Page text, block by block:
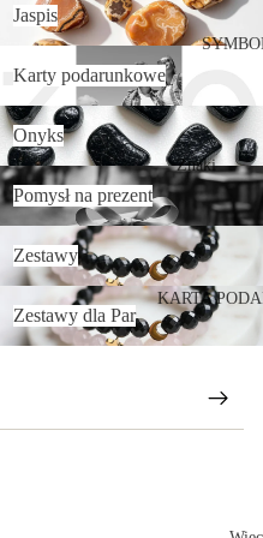
Zestawy
Mamy i
Córki
nki
shower
Zaręczyn
y
Wieczór
panieńsk
i
Boże
Narodze
nie
Znaki
zodiaku
Znaczeni
e
kamieni
KARTA
Jaspis
Karty podarunkowe
Onyks
Onyks
Pomysł na prezent
Pomysł na prezent
Zestawy
Zestawy dla Par
Zestawy dla Par